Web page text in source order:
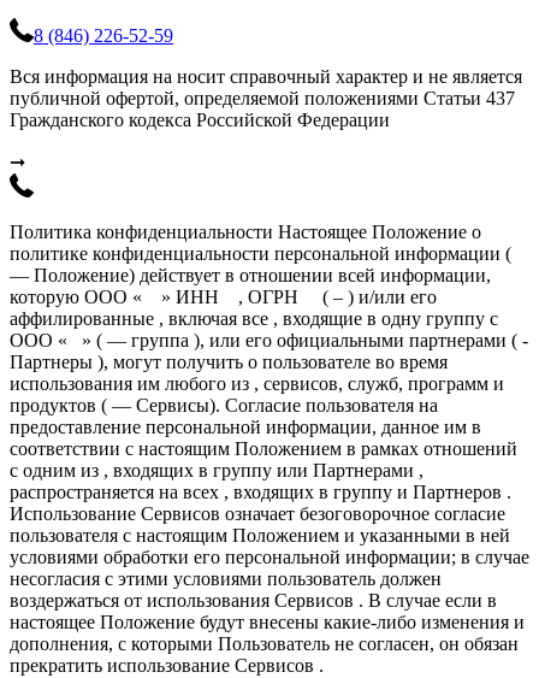
8 (846) 226-52-59
Вся информация на носит справочный характер и не является
публичной офертой, определяемой положениями Статьи 437
Гражданского кодекса Российской Федерации
➞
Политика конфиденциальности Настоящее Положение о
политике конфиденциальности персональной информации (
— Положение) действует в отношении всей информации,
которую ООО « » ИНН , ОГРН ( – ) и/или его
аффилированные , включая все , входящие в одну группу с
ООО « » ( — группа ), или его официальными партнерами ( -
Партнеры ), могут получить о пользователе во время
использования им любого из , сервисов, служб, программ и
продуктов ( — Сервисы). Согласие пользователя на
предоставление персональной информации, данное им в
соответствии с настоящим Положением в рамках отношений
с одним из , входящих в группу или Партнерами ,
распространяется на всех , входящих в группу и Партнеров .
Использование Сервисов означает безоговорочное согласие
пользователя с настоящим Положением и указанными в ней
условиями обработки его персональной информации; в случае
несогласия с этими условиями пользователь должен
воздержаться от использования Сервисов . В случае если в
настоящее Положение будут внесены какие-либо изменения и
дополнения, с которыми Пользователь не согласен, он обязан
прекратить использование Сервисов .